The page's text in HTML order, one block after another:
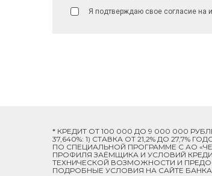
Я подтверждаю свое согласие на
* КРЕДИТ ОТ 100 000 ДО 9 000 000
37,640%: 1) СТАВКА ОТ 21,2% ДО
ПО СПЕЦИАЛЬНОЙ ПРОГРАММЕ C АО
ПРОФИЛЯ ЗАЁМЩИКА И УСЛОВИЙ
ТЕХНИЧЕСКОЙ ВОЗМОЖНОСТИ И
ПОДРОБНЫЕ УСЛОВИЯ НА САЙТЕ БАНКА